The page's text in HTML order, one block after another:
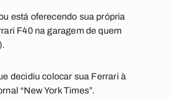
está oferecendo sua própria
F40 na garagem de quem
decidiu colocar sua Ferrari à
“New York Times”.